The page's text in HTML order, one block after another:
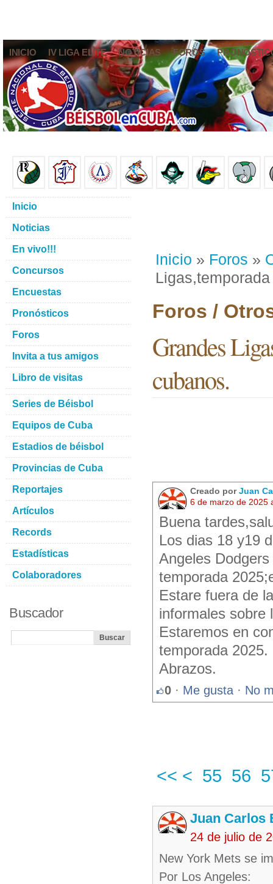
INICIO IV LIGA ELITE NOTICIAS FOROS
Inicio » Foros »
Foros /
Grandes
cubanos.
Creado porJuan
6 de marzo de 2025
Buena
Los dias 18 y19
Angeles
temporada
Estare fuera de
informales sobre
Estaremos en
temporada 2025.
Abrazos.
0 · Me gusta · No
<< < 55 56
Juan Carlos
24 de julio de
New York Mets se
Por Los Angeles:
Inicio
Noticias
En vivo!!!
Concursos
Encuestas
Pronósticos
Foros
Invita a tus amigos
Libro de visitas
Series de Béisbol
Equipos de Cuba
Estadios de béisbol
Provincias de Cuba
Reportajes
Artículos
Records
Estadísticas
Colaboradores
Buscador